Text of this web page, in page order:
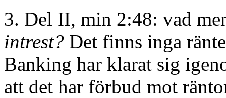
3. Del II, min 2:48: vad
intrest? Det finns inga
Banking har klarat sig
att det har förbud mot